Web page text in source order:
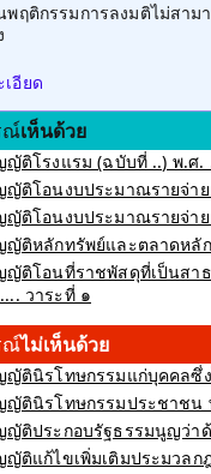
พฤติกรรมการลงมติไม่สา
อียด
ณ์เห็นด้วย
ติโรงแรม (ฉบับที่ ..) พ.ศ.
ญัติโอนงบประมาณรายจ่า
ติโอนงบประมาณรายจ่า
ญัติหลักทรัพย์และตลาดหลั
ติโอนที่ราชพัสดุที่เป็นสา
วาระที่ ๑
ณ์ไม่เห็นด้วย
ตินิรโทษกรรมแก่บุคคลซึ่
ญัตินิรโทษกรรมประชาชน
ติประกอบรัฐธรรมนูญว่า
ติแก้ไขเพิ่มเติมประมวล